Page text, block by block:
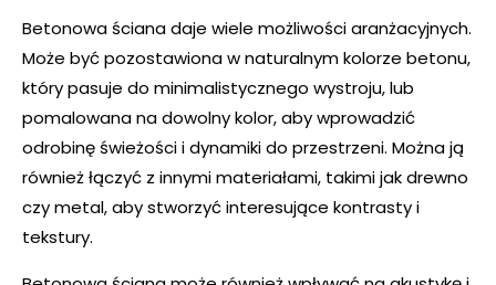
Betonowa ściana daje wiele możliwości aranżacyjnych.
Może być pozostawiona w naturalnym kolorze betonu,
który pasuje do minimalistycznego wystroju, lub
pomalowana na dowolny kolor, aby wprowadzić
odrobinę świeżości i dynamiki do przestrzeni. Można ją
również łączyć z innymi materiałami, takimi jak drewno
czy metal, aby stworzyć interesujące kontrasty i
tekstury.